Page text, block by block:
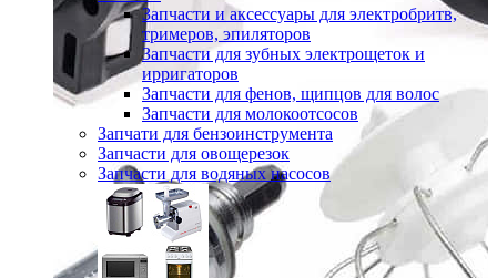
Запчасти и аксессуары для электробритв,
тримеров, эпиляторов
Запчасти для зубных электрощеток и
ирригаторов
Запчасти для фенов, щипцов для волос
Запчасти для молокоотсосов
Запчати для бензоинструмента
Запчасти для овощерезок
Запчасти для водяных насосов